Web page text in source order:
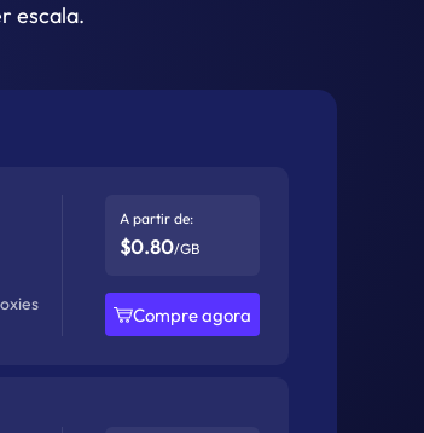
escala.
A partir de:
$0.80/GB
Compre agora